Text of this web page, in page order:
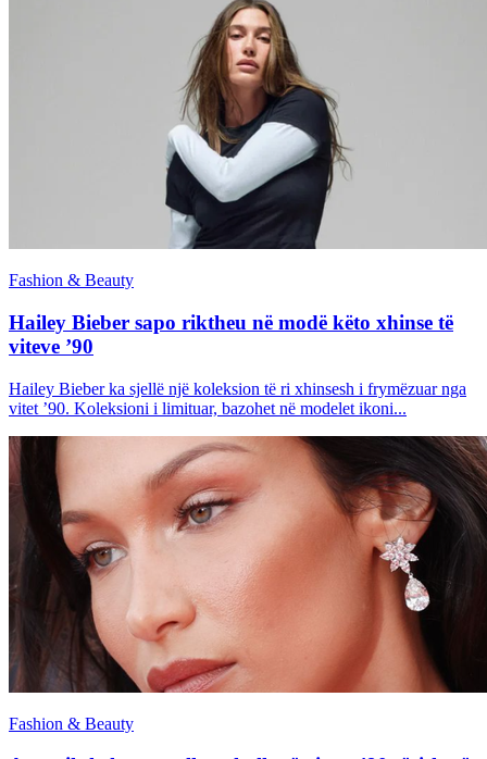
Fashion & Beauty
Hailey Bieber sapo riktheu në modë këto xhinse të
viteve ’90
Hailey Bieber ka sjellë një koleksion të ri xhinsesh i frymëzuar nga
vitet ’90. Koleksioni i limituar, bazohet në modelet ikoni...
Fashion & Beauty